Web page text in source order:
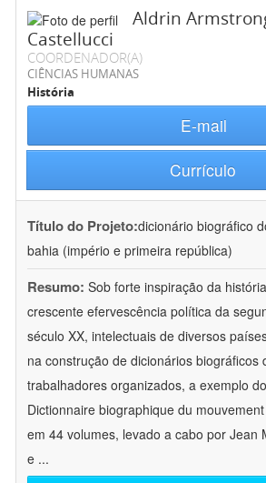
Aldrin
Castellucci
COORDENADOR(A)
CIÊNCIAS HUMANAS
História
E-mail
Currículo
Título do Projeto:dicionário biográfico
bahia (império e primeira república)
Resumo: Sob forte inspiração da
crescente efervescência política da
século XX, intelectuais de diversos
na construção de dicionários biográficos
trabalhadores organizados, a exemplo
Dictionnaire biographique du
em 44 volumes, levado a cabo por Jean
e ...